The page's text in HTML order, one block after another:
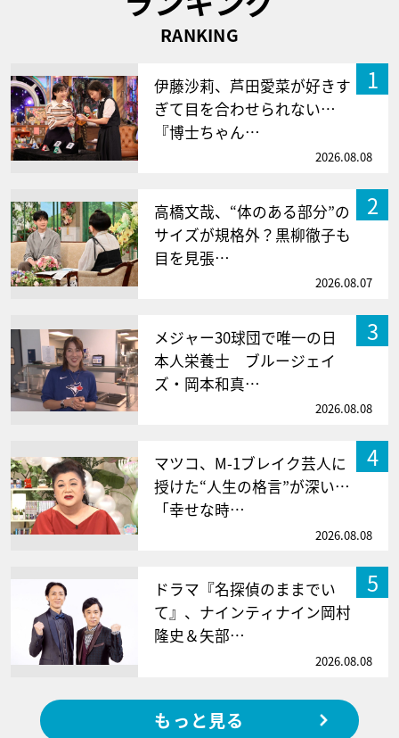
RANKING
1
伊藤沙莉、芦田愛菜が好きす
ぎて目を合わせられない…
『博士ちゃん…
2026.08.08
2
高橋文哉、“体のある部分”の
サイズが規格外？黒柳徹子も
目を見張…
2026.08.07
3
メジャー30球団で唯一の日
本人栄養士 ブルージェイ
ズ・岡本和真…
2026.08.08
4
マツコ、M-1ブレイク芸人に
授けた“人生の格言”が深い…
「幸せな時…
2026.08.08
5
ドラマ『名探偵のままでい
て』、ナインティナイン岡村
隆史＆矢部…
2026.08.08
もっと見る